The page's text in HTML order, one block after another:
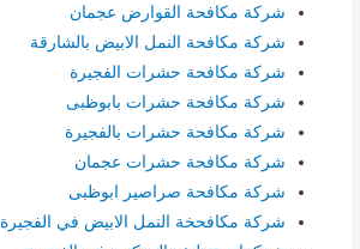
شركة مكافحة القوارض عجمان
شركة مكافحة النمل الابيض بالشارقة
شركة مكافحة حشرات الفجيرة
شركة مكافحة حشرات بابوظبى
شركة مكافحة حشرات بالفجيرة
شركة مكافحة حشرات عجمان
شركة مكافحة صراصير ابوظبى
شركة مكافحخة النمل الابيض في الفجيرة